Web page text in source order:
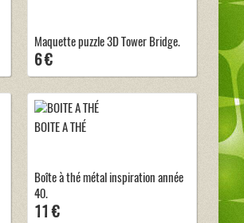
Maquette puzzle 3D Tower Bridge.
6 €
BOITE A THÉ
Boîte à thé métal inspiration année
40.
11 €